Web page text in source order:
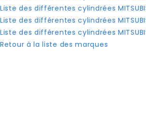
Liste des différentes cylindrées
Liste des différentes cylindrées
Liste des différentes cylindrées
Retour à la liste des marques